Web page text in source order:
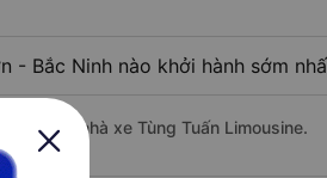
- Bắc Ninh nào khởi hành sớm
là của nhà xe Tùng Tuấn Limousine.